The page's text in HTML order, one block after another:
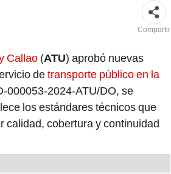
Compartir
Callao (ATU) aprobó nuevas
detransporte público en la
000053-2024-ATU/DO, se
los estándares técnicos que
calidad, cobertura y continuidad